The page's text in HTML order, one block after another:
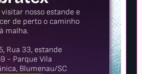
visitar nosso estande e
de perto o caminho
malha.
Rua 33, estande
- Parque Vila
Blumenau/SC